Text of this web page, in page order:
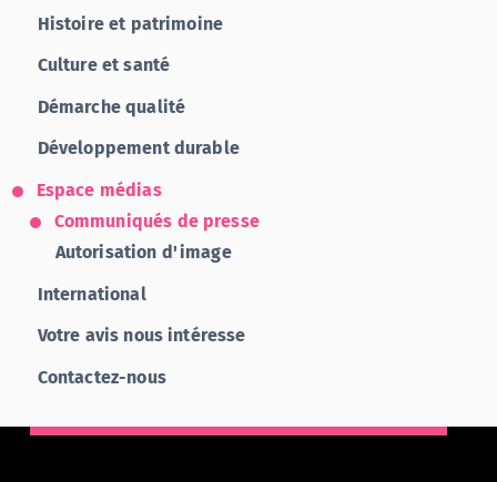
Histoire et patrimoine
Culture et santé
Démarche qualité
Développement durable
Espace médias
Communiqués de presse
Autorisation d'image
International
Votre avis nous intéresse
Contactez-nous